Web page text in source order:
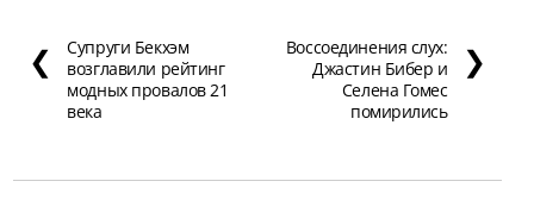
❮
Супруги Бекхэм
возглавили рейтинг
модных провалов 21
века
Воссоединения слух:
Джастин Бибер и
Селена Гомес
помирились
❯